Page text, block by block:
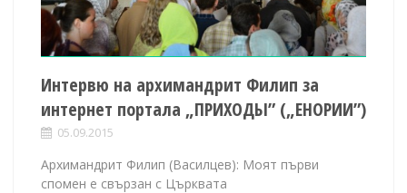
Интервю на архимандрит Филип за
интернет портала „ПРИХОДЬІ” („ЕНОРИИ”)
05.09.2015
Архимандрит Филип (Василцев): Моят първи
спомен е свързан с Църквата